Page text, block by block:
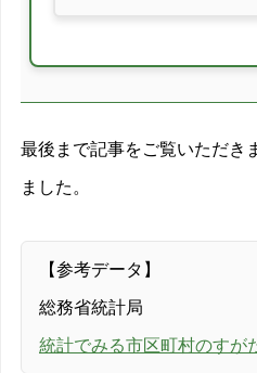
最後まで記事をご覧いただき
ました。
【参考データ】
総務省統計局
統計でみる市区町村のすが